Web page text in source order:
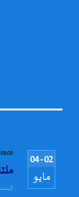
02 - 04
مايو
08:00